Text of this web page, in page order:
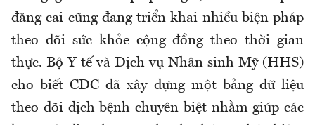
đăng cai cũng đang triển khai nhiều biện pháp
theo dõi sức khỏe cộng đồng theo thời gian
thực. Bộ Y tế và Dịch vụ Nhân sinh Mỹ (HHS)
cho biết CDC đã xây dựng một bảng dữ liệu
theo dõi dịch bệnh chuyên biệt nhằm giúp các